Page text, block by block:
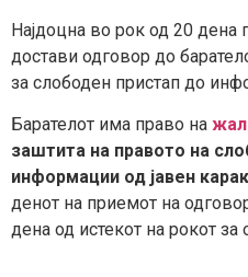
Најдоцна во рок од 20 дена
достави одговор до
за слободен пристап до
Барателот има право на
заштита на правото на
информации од јавен
денот на приемот на
дена од истекот на рокот